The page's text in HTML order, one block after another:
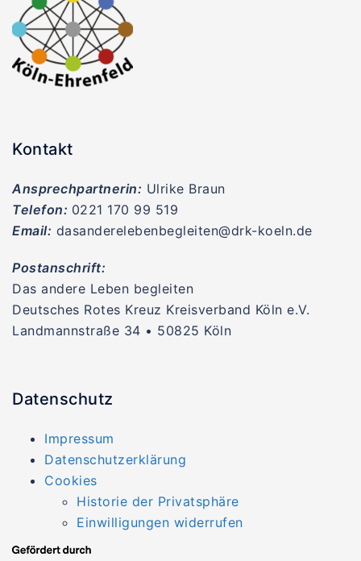
Kontakt
Ansprechpartnerin: Ulrike Braun
Telefon: 0221 170 99 519
Email: dasanderelebenbegleiten@drk-koeln.de
Postanschrift:
Das andere Leben begleiten
Deutsches Rotes Kreuz Kreisverband Köln e.V.
Landmannstraße 34 • 50825 Köln
Datenschutz
Impressum
Datenschutzerklärung
Cookies
Historie der Privatsphäre
Einwilligungen widerrufen